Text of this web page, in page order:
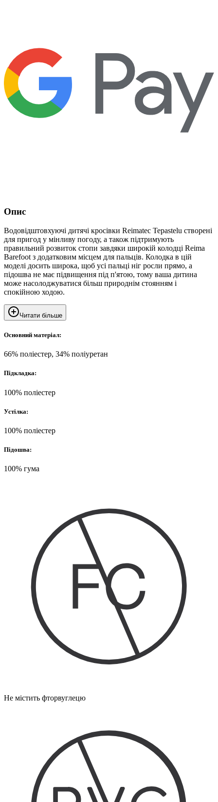
Опис
Водовідштовхуючі дитячі кросівки Reimatec Tepastelu створені
для пригод у мінливу погоду, а також підтримують
правильний розвиток стопи завдяки широкій колодці Reima
Barefoot з додатковим місцем для пальців. Колодка в цій
моделі досить широка, щоб усі пальці ніг росли прямо, а
підошва не має підвищення під п'ятою, тому ваша дитина
може насолоджуватися більш природнім стоянням і
спокійною ходою.
Читати більше
Основний матеріал:
66% поліестер, 34% поліуретан
Підкладка:
100% поліестер
Устілка:
100% поліестер
Підошва:
100% гума
Не містить фторвуглецю